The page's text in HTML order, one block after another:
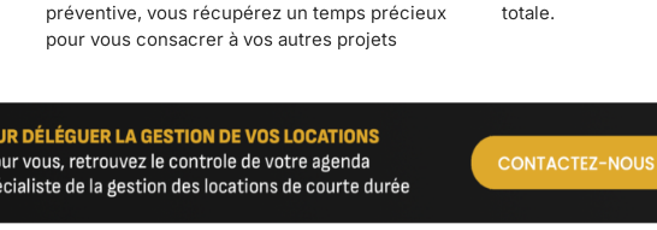
totale.